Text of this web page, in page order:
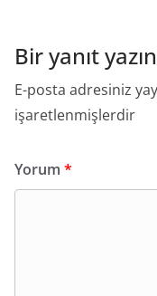
Bir yanıt yazın
E-posta adresiniz
işaretlenmişlerdir
Yorum *